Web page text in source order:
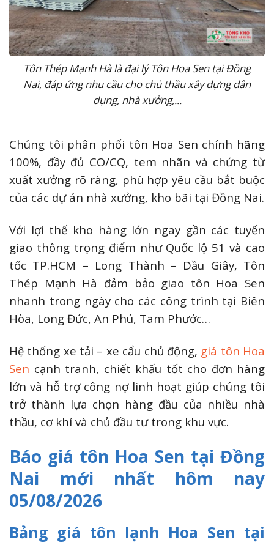
Tôn Thép Mạnh Hà là đại lý Tôn Hoa Sen tại Đồng
Nai, đáp ứng nhu cầu cho chủ thầu xây dựng dân
dụng, nhà xưởng,...
Chúng tôi phân phối tôn Hoa Sen chính hãng
100%, đầy đủ CO/CQ, tem nhãn và chứng từ
xuất xưởng rõ ràng, phù hợp yêu cầu bắt buộc
của các dự án nhà xưởng, kho bãi tại Đồng Nai.
Với lợi thế kho hàng lớn ngay gần các tuyến
giao thông trọng điểm như Quốc lộ 51 và cao
tốc TP.HCM – Long Thành – Dầu Giây, Tôn
Thép Mạnh Hà đảm bảo giao tôn Hoa Sen
nhanh trong ngày cho các công trình tại Biên
Hòa, Long Đức, An Phú, Tam Phước…
Hệ thống xe tải – xe cẩu chủ động, giá tôn Hoa
Sen cạnh tranh, chiết khấu tốt cho đơn hàng
lớn và hỗ trợ công nợ linh hoạt giúp chúng tôi
trở thành lựa chọn hàng đầu của nhiều nhà
thầu, cơ khí và chủ đầu tư trong khu vực.
Báo giá tôn Hoa Sen tại Đồng
Nai mới nhất hôm nay
05/08/2026
Bảng giá tôn lạnh Hoa Sen tại